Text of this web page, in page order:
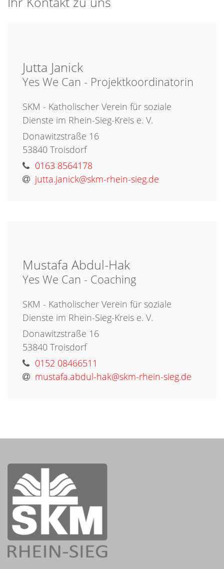
Jutta Janick
Yes We Can - Projektkoordinatorin
SKM - Katholischer Verein für soziale
Dienste im Rhein-Sieg-Kreis e. V.
Donawitzstraße 16
53840 Troisdorf
0163 8564178
jutta.janick@skm-rhein-sieg.de
Mustafa Abdul-Hak
Yes We Can - Coaching
SKM - Katholischer Verein für soziale
Dienste im Rhein-Sieg-Kreis e. V.
Donawitzstraße 16
53840 Troisdorf
0152 08466511
mustafa.abdul-hak@skm-rhein-sieg.de